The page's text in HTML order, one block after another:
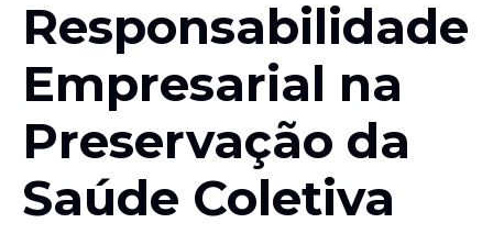
Responsabilidade
Empresarial na
Preservação da
Saúde Coletiva